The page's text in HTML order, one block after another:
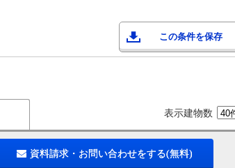
この条件を保存
表示建物数
資料請求・お問い合わせをする(無料)